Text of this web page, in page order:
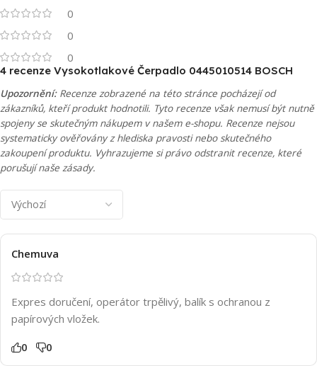
0
0
0
4 recenze Vysokotlakové Čerpadlo 0445010514 BOSCH
Upozornění:Recenze zobrazené na této stránce pocházejí od
zákazníků, kteří produkt hodnotili. Tyto recenze však nemusí být nutně
spojeny se skutečným nákupem v našem e-shopu. Recenze nejsou
systematicky ověřovány z hlediska pravosti nebo skutečného
zakoupení produktu. Vyhrazujeme si právo odstranit recenze, které
porušují naše zásady.
Chemuva
Expres doručení, operátor trpělivý, balík s ochranou z
papírových vložek.
0 0